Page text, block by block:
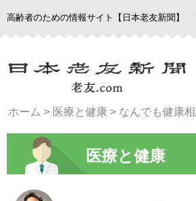
高齢者のための情報サイト【日本老友新聞】
ホーム > 医療と健康 > なんでも健康
医療と健康